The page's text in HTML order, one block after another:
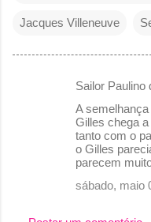
Jacques Villeneuve
Sailor
A
Gilles chega
tanto com o
o Gilles
parecem
sábado, maio